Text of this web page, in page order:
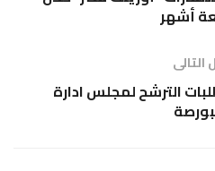
أشهر
التالى
الترشح لمجلس ادارة